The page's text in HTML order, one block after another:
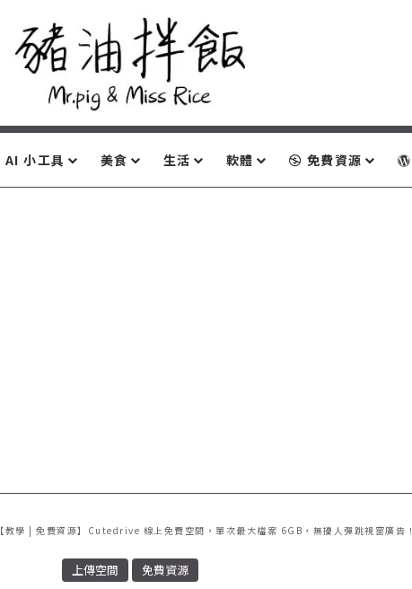
AI 小工具 美食 生活 軟體 免費資源
【教學 | 免費資源】Cutedrive 線上免費空間，單次最大檔案 6GB，無擾人彈跳視窗廣告！
上傳空間 免費資源